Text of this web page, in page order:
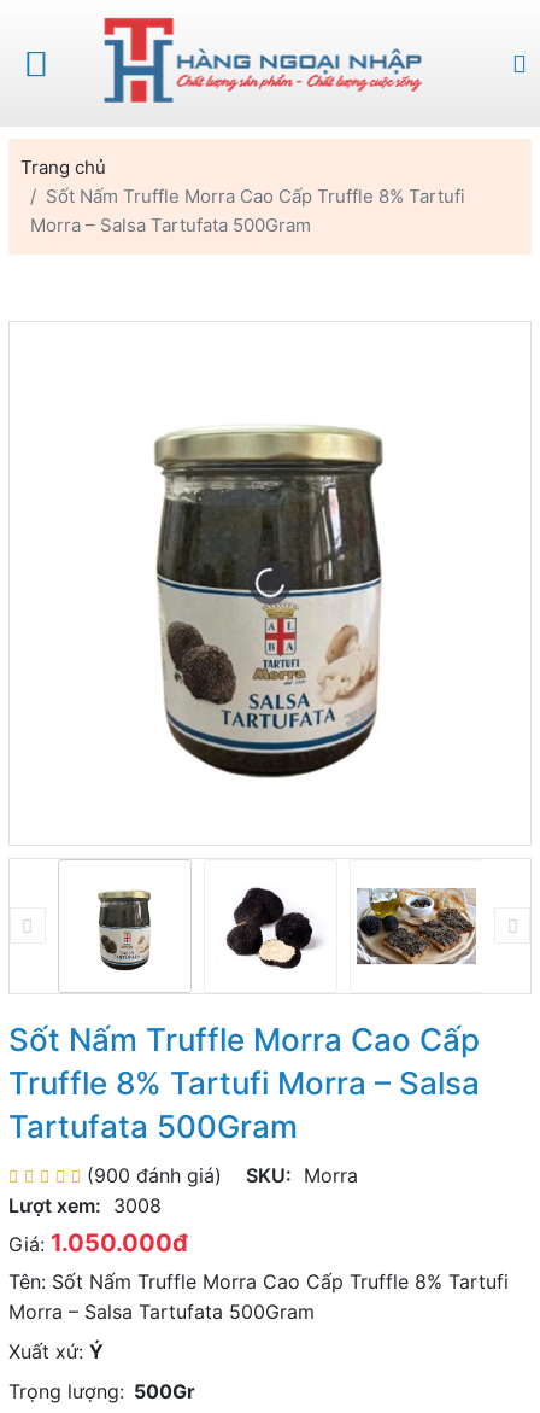
Trang chủ
Sốt Nấm Truffle Morra Cao Cấp Truffle 8% Tartufi
Morra – Salsa Tartufata 500Gram
Sốt Nấm Truffle Morra Cao Cấp
Truffle 8% Tartufi Morra – Salsa
Tartufata 500Gram
(900 đánh giá) SKU: Morra
Lượt xem: 3008
Giá: 1.050.000đ
Tên: Sốt Nấm Truffle Morra Cao Cấp Truffle 8% Tartufi
Morra – Salsa Tartufata 500Gram
Xuất xứ: Ý
Trọng lượng:500Gr